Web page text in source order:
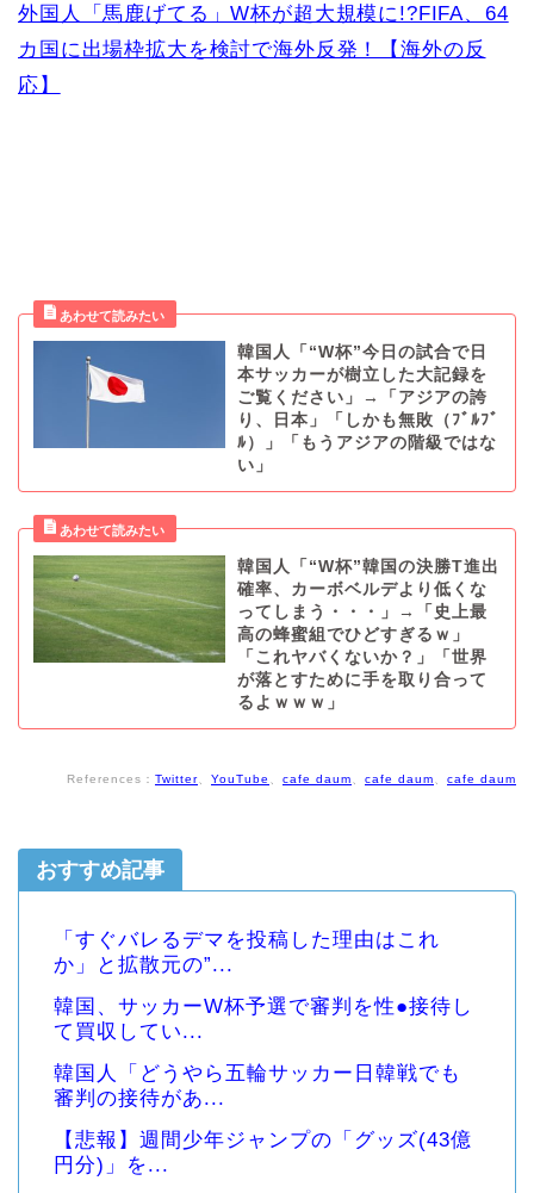
外国人「馬鹿げてる」W杯が超大規模に!?FIFA、64
カ国に出場枠拡大を検討で海外反発！【海外の反
応】
韓国人「“W杯”今日の試合で日
本サッカーが樹立した大記録を
ご覧ください」→「アジアの誇
り、日本」「しかも無敗（ﾌﾞﾙﾌﾞ
ﾙ）」「もうアジアの階級ではな
い」
韓国人「“W杯”韓国の決勝T進出
確率、カーボベルデより低くな
ってしまう・・・」→「史上最
高の蜂蜜組でひどすぎるｗ」
「これヤバくないか？」「世界
が落とすために手を取り合って
るよｗｗｗ」
References： Twitter YouTube cafe daum cafe daum cafe daum
おすすめ記事
「すぐバレるデマを投稿した理由はこれ
か」と拡散元の”...
韓国、サッカーW杯予選で審判を性●接待し
て買収してい...
韓国人「どうやら五輪サッカー日韓戦でも
審判の接待があ...
【悲報】週間少年ジャンプの「グッズ(43億
円分)」を...